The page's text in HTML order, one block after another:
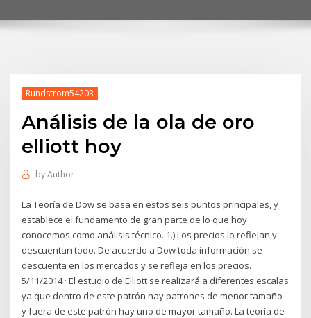
Rundstrom54203
Análisis de la ola de oro
elliott hoy
byAuthor
La Teoría de Dow se basa en estos seis puntos principales, y
establece el fundamento de gran parte de lo que hoy
conocemos como análisis técnico. 1.) Los precios lo reflejan y
descuentan todo. De acuerdo a Dow toda información se
descuenta en los mercados y se refleja en los precios.
5/11/2014 · El estudio de Elliott se realizará a diferentes escalas
ya que dentro de este patrón hay patrones de menor tamaño
y fuera de este patrón hay uno de mayor tamaño. La teoría de